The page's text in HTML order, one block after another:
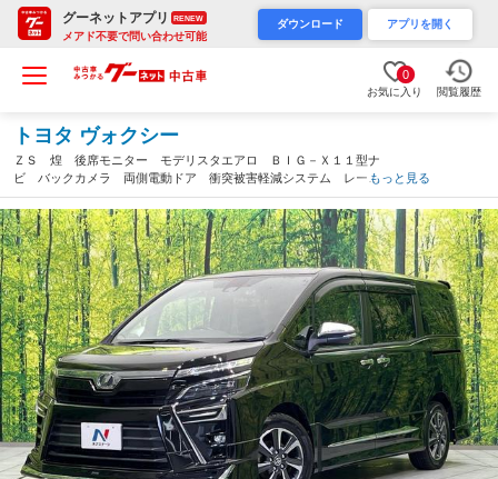
グーネットアプリ RENEW
メアド不要で問い合わせ可能
ダウンロード アプリを開く
0
お気に入り 閲覧履歴
トヨタ ヴォクシー
ＺＳ 煌 後席モニター モデリスタエアロ ＢＩＧ－Ｘ１１型ナ
ビ バックカメラ 両側電動ドア 衝突被害軽減システム レーダ
ークルーズ 禁煙車 ドラレコ コーナーセンサー ビルトインＥ
ＴＣ 純正１６インチアルミ（三重県）
もっと見る